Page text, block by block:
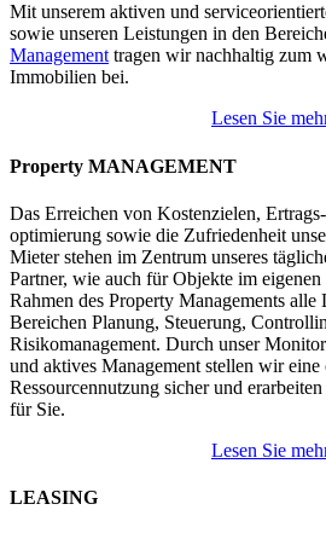
Mit unserem aktiven und
sowie unseren Leistungen in den
Management tragen wir nachhaltig zum
Immobilien bei.
Lesen Sie
Property MANAGEMENT
Das Erreichen von Kostenzielen, Ertrags-
optimierung sowie die Zufriedenheit
Mieter stehen im Zentrum unseres
Partner, wie auch für Objekte im
Rahmen des Property Managements alle
Bereichen Planung, Steuerung,
Risikomanagement. Durch unser
und aktives Management stellen wir
Ressourcennutzung sicher und
für Sie.
Lesen Sie
LEASING